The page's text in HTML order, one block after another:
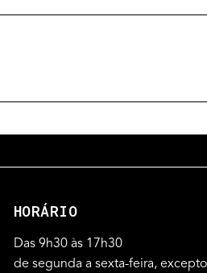
HORÁRIO
Das 9h30 às 17h30
de segunda a sexta-feira,